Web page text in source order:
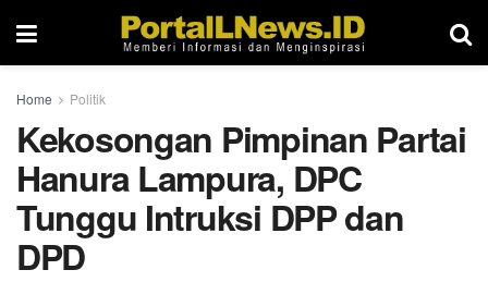
Home Politik
Kekosongan Pimpinan Partai
Hanura Lampura, DPC
Tunggu Intruksi DPP dan
DPD